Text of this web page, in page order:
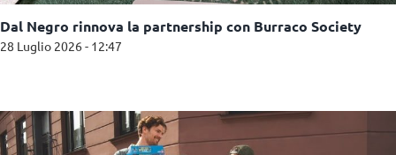
Dal Negro rinnova la partnership con Burraco Society
28 Luglio 2026 - 12:47